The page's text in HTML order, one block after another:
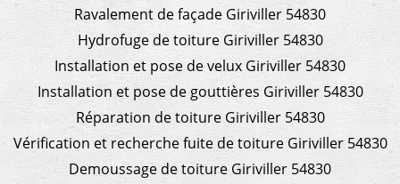
Ravalement de façade Giriviller 54830
Hydrofuge de toiture Giriviller 54830
Installation et pose de velux Giriviller 54830
Installation et pose de gouttières Giriviller 54830
Réparation de toiture Giriviller 54830
Vérification et recherche fuite de toiture Giriviller 54830
Demoussage de toiture Giriviller 54830